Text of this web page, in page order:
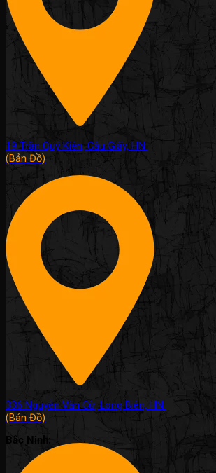
19 Trần Quý Kiên, Cầu Giấy, HN.
(Bản Đồ)
336 Nguyễn Văn Cừ, Long Biên, HN.
(Bản Đồ)
Bắc Ninh: